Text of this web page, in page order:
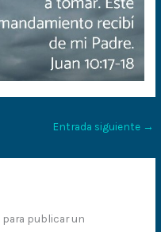
Entrada siguiente →
para publicar un